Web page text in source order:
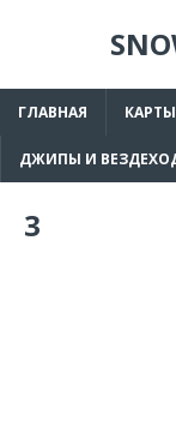
ГЛАВНАЯ КАРТЫ
ДЖИПЫ И
3